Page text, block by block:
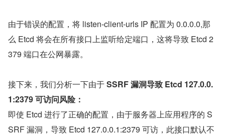
由于错误的配置，将 listen-client-urls IP 配置为 0.0.0.0,那
么 Etcd 将会在所有接口上监听给定端口，这将导致 Etcd 2
379 端口在公网暴露。
接下来，我们分析一下由于 SSRF 漏洞导致 Etcd 127.0.0.
1:2379 可访问风险：
即使 Etcd 进行了正确的配置，由于服务器上应用程序的 S
SRF 漏洞，导致 Etcd 127.0.0.1:2379 可访，此接口默认不